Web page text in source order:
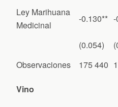
Ley Marihuana
Medicinal
-0.130** -
(0.054)
Observaciones
175 440
Vino